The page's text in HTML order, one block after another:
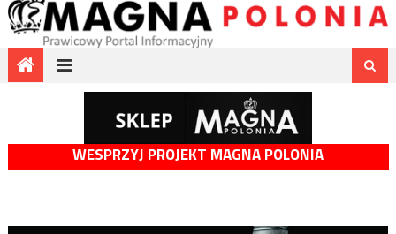
WESPRZYJ PROJEKT MAGNA POLONIA